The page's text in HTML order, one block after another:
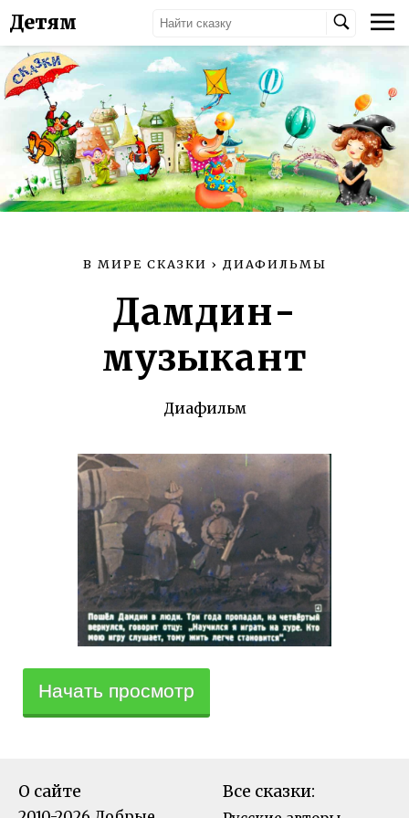
Детям
В МИРЕ СКАЗКИ › ДИАФИЛЬМЫ
Дамдин-
музыкант
Диафильм
Начать просмотр
О сайте Все сказки: